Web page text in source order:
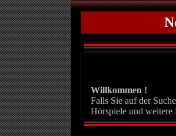
Willkommen !
Falls Sie auf der
Hörspiele und weitere